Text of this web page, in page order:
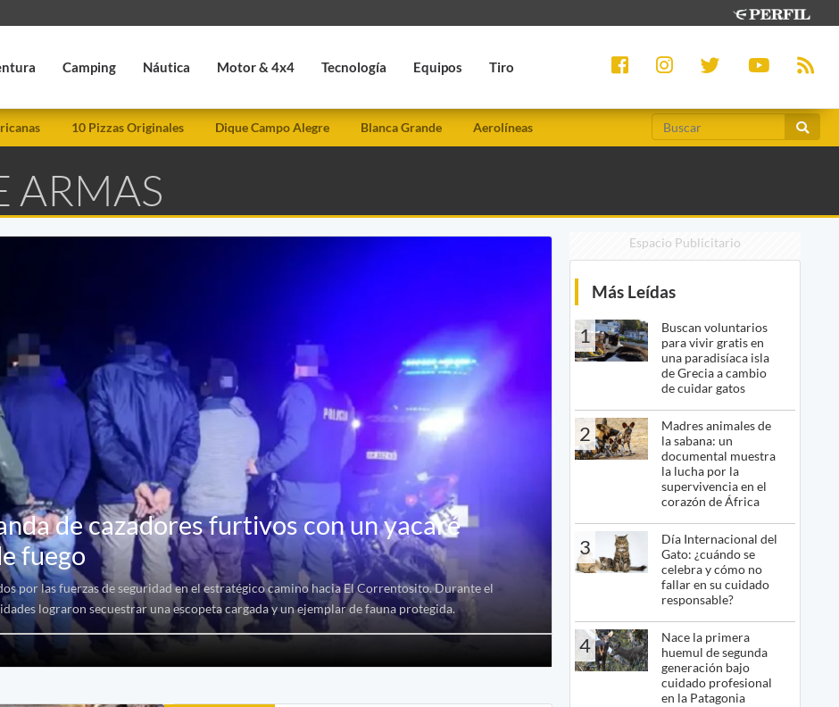
Camping Náutica Motor & 4x4 Tecnología Equipos Tiro
10 Pizzas Originales Dique Campo Alegre Blanca Grande Aerolíneas
ARMAS
de cazadores furtivos con un yacaré
fuego
por las fuerzas de seguridad en el estratégico camino hacia El Correntosito. Durante el
lograron secuestrar una escopeta cargada y un ejemplar de fauna protegida.
Espacio Publicitario
Más Leídas
1
Buscan voluntarios
para vivir gratis en
una paradisíaca isla
de Grecia a cambio
de cuidar gatos
2
Madres animales de
la sabana: un
documental muestra
la lucha por la
supervivencia en el
corazón de África
3
Día Internacional del
Gato: ¿cuándo se
celebra y cómo no
fallar en su cuidado
responsable?
4
Nace la primera
huemul de segunda
generación bajo
cuidado profesional
en la Patagonia